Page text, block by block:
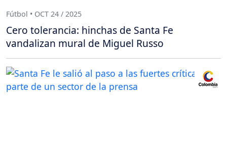
Fútbol • OCT 24 / 2025
Cero tolerancia: hinchas de Santa Fe
vandalizan mural de Miguel Russo